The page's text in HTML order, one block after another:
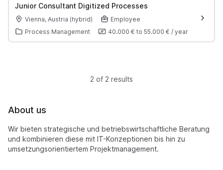
Junior Consultant Digitized Processes
Vienna, Austria (hybrid)
Employee
Process Management
40.000 € to 55.000 € / year
2 of 2 results
About us
Wir bieten strategische und betriebswirtschaftliche Beratung
und kombinieren diese mit IT-Konzeptionen bis hin zu
umsetzungsorientiertem Projektmanagement.